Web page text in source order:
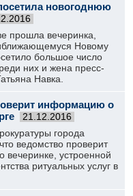
новогоднюю
прошла вечеринка,
Новому
большое число
них и жена пресс-
Навка.
информацию о
21.12.2016
города
ведомство проверит
устроенной
ритуальных услуг в